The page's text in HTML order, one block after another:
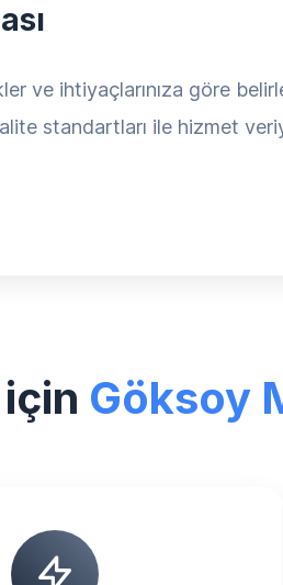
ve ihtiyaçlarınıza göre
standartları ile hizmet
Göksoy